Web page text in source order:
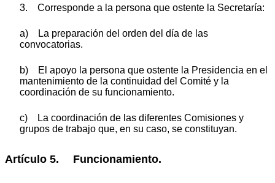
3. Corresponde a la persona que ostente la Secretaría:
a) La preparación del orden del día de las
convocatorias.
b) El apoyo la persona que ostente la Presidencia en el
mantenimiento de la continuidad del Comité y la
coordinación de su funcionamiento.
c) La coordinación de las diferentes Comisiones y
grupos de trabajo que, en su caso, se constituyan.
Artículo 5. Funcionamiento.